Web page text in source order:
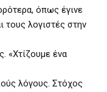
όπως έγινε
τους λογιστές στην
«Χτίζουμε ένα
λόγους. Στόχος